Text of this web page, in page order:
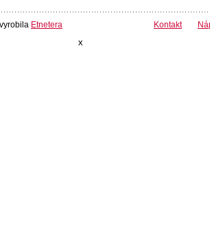
vyrobila Etnetera Kontakt
x